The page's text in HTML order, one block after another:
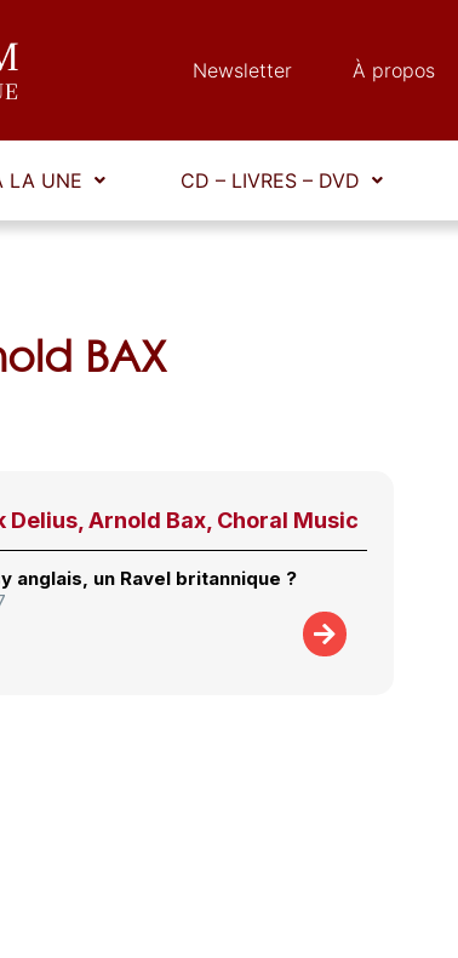
Newsletter À propos
LA UNE CD – LIVRES – DVD
BAX
Delius, Arnold Bax, Choral Music
anglais, un Ravel britannique ?